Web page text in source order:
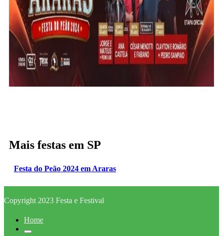
Mais festas em SP
Festa do Peão 2024 em Araras
Copyright 2023 Festa e Festival
Home